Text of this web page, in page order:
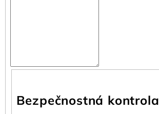
Bezpečnostná kontrola